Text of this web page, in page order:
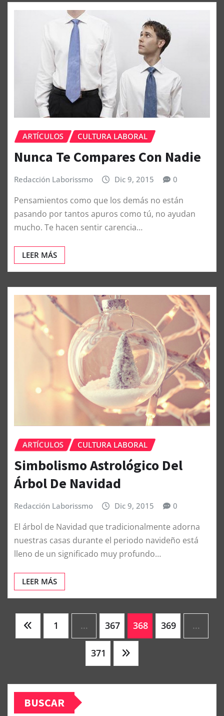
ARTÍCULOS CULTURA LABORAL
Nunca Te Compares Con Nadie
Redacción Laborissmo Dic 9, 2015 0
pasando por tantos apuros como tú, no ayudan
LEER MÁS
ARTÍCULOS CULTURA LABORAL
Simbolismo Astrológico Del
Árbol De Navidad
Redacción Laborissmo Dic 9, 2015 0
nuestras casas durante el periodo navideño está
LEER MÁS
Paginación
de
… 367 368